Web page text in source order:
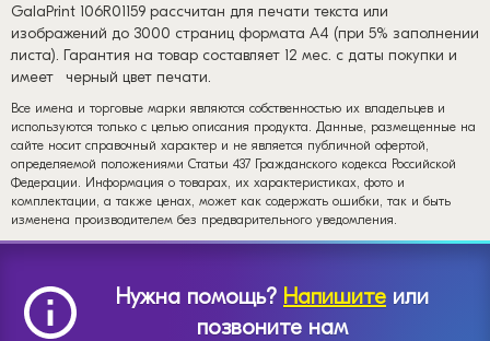
GalaPrint 106R01159 рассчитан для печати текста или
изображений до 3000 страниц формата А4 (при 5% заполнении
листа). Гарантия на товар составляет 12 мес. с даты покупки и
имеет
черный цвет печати.
Все имена и торговые марки являются собственностью их владельцев и
используются только с целью описания продукта. Данные, размещенные на
сайте носит справочный характер и не является публичной офертой,
определяемой положениями Статьи 437 Гражданского кодекса Российской
Федерации. Информация о товарах, их характеристиках, фото и
комплектации, а также ценах, может как содержать ошибки, так и быть
изменена производителем без предварительного уведомления.
Нужна помощь? Напишите или
позвоните нам